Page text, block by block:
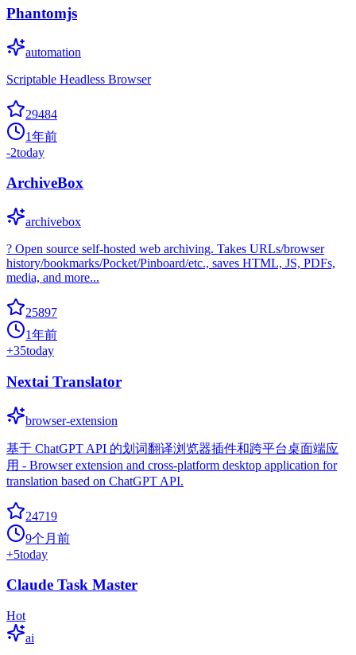
Phantomjs
automation
Scriptable Headless Browser
29484
1年前
-2today
ArchiveBox
archivebox
? Open source self-hosted web archiving. Takes URLs/browser
history/bookmarks/Pocket/Pinboard/etc., saves HTML, JS, PDFs,
media, and more...
25897
1年前
+35today
Nextai Translator
browser-extension
基于 ChatGPT API 的划词翻译浏览器插件和跨平台桌面端应
用 - Browser extension and cross-platform desktop application for
translation based on ChatGPT API.
24719
9个月前
+5today
Claude Task Master
Hot
ai